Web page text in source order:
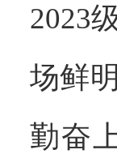
2023
场鲜
勤奋